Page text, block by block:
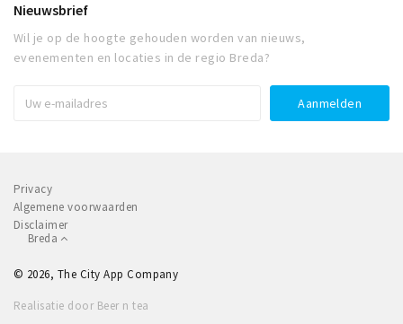
Nieuwsbrief
Wil je op de hoogte gehouden worden van nieuws,
evenementen en locaties in de regio Breda?
Privacy
Algemene voorwaarden
Disclaimer
Breda
© 2026, The City App Company
Realisatie door Beer n tea